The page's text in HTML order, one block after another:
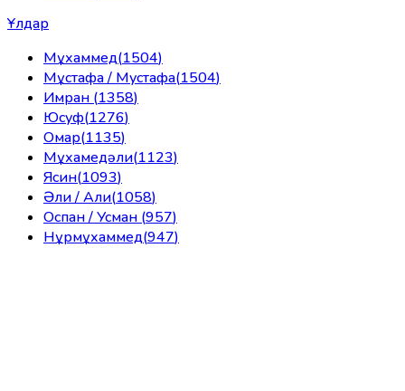
Ұлдар
Мұхаммед(1504)
Мұстафа / Мустафа(1504)
Имран (1358)
Юсуф(1276)
Омар(1135)
Мұхамедәли(1123)
Ясин(1093)
Әли / Али(1058)
Оспан / Усман (957)
Нұрмұхаммед(947)